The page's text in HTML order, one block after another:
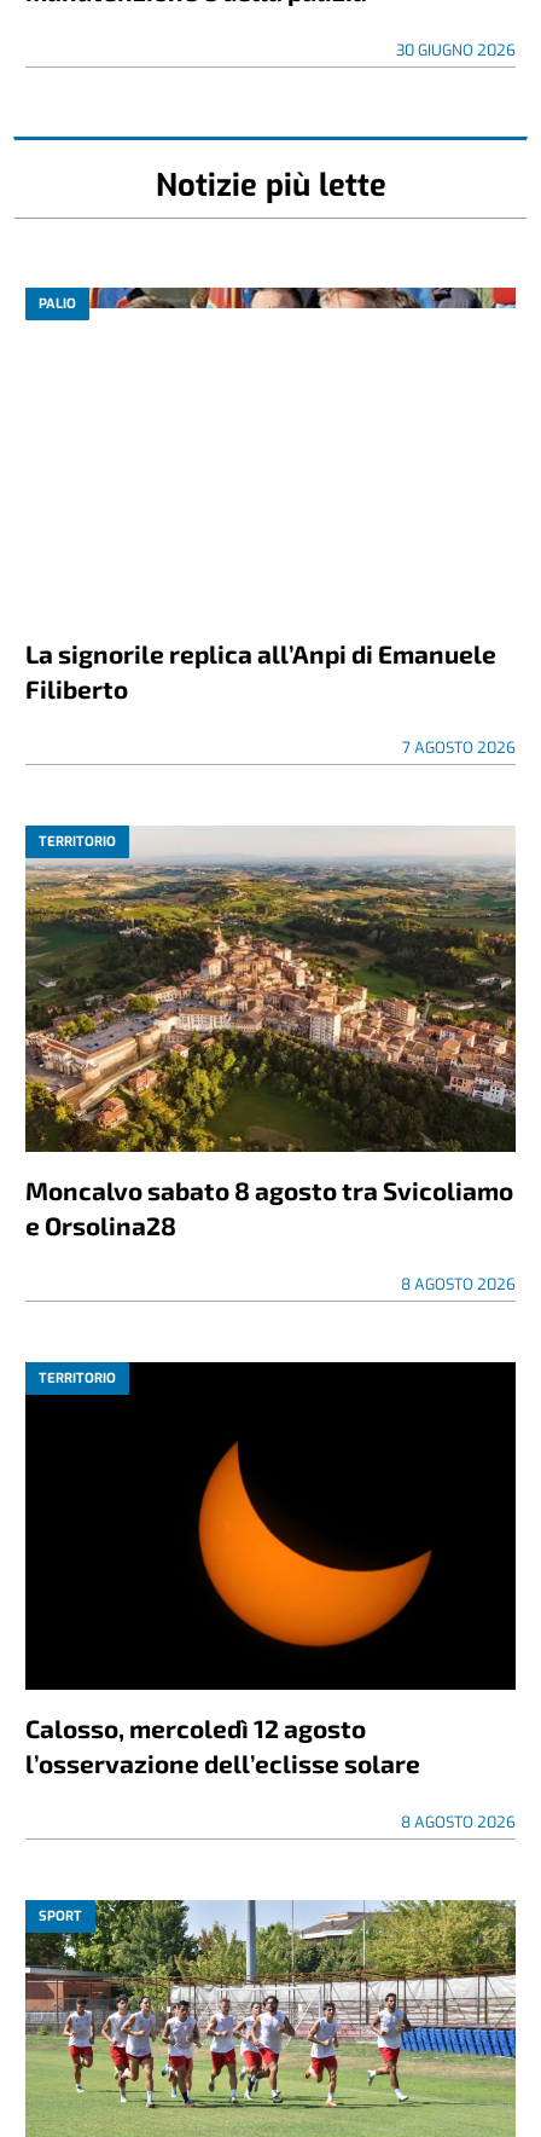
30 GIUGNO 2026
Notizie più lette
PALIO
La signorile replica all’Anpi di Emanuele
Filiberto
7 AGOSTO 2026
TERRITORIO
Moncalvo sabato 8 agosto tra Svicoliamo
e Orsolina28
8 AGOSTO 2026
TERRITORIO
Calosso, mercoledì 12 agosto
l’osservazione dell’eclisse solare
8 AGOSTO 2026
SPORT